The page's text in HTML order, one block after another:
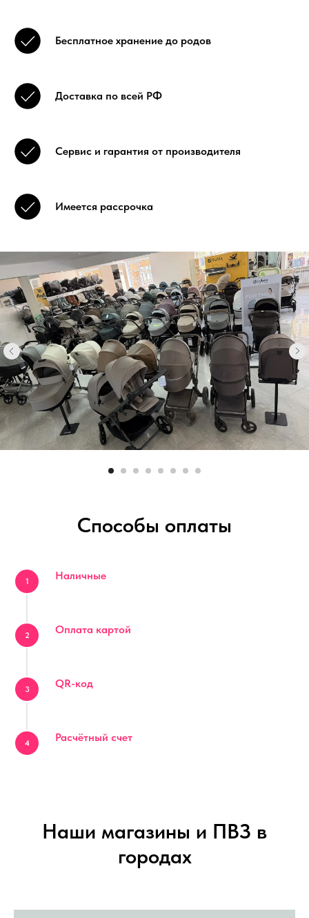
Бесплатное хранение до родов
Доставка по всей РФ
Сервис и гарантия от производителя
Имеется рассрочка
Способы оплаты
Наличные
Оплата картой
QR-код
Расчётный счет
Наши магазины и ПВЗ в
городах